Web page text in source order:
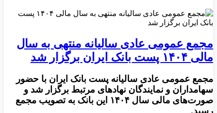
مجمع عمومی عادی سالیانه منتهی به سال
مالی ۱۴۰۴ پست بانک ایران برگزار شد
مجمع عمومی عادی سالیانه پست بانک ایران با حضور
سهامداران و نمایندگان نهادهای مرتبط برگزار شد و
صورت‌های مالی سال ۱۴۰۴ این بانک به تصویب مجمع
رسید.